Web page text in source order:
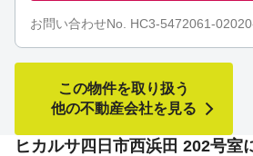
お問い合わせNo. HC3-5472061-
この物件を取り扱う
他の不動産会社を見る
ヒカルサ四日市西浜田 202号室